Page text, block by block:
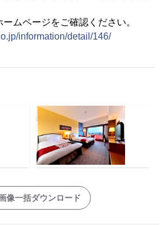
ムページをご確認ください。
information/detail/146/
像一括ダウンロード